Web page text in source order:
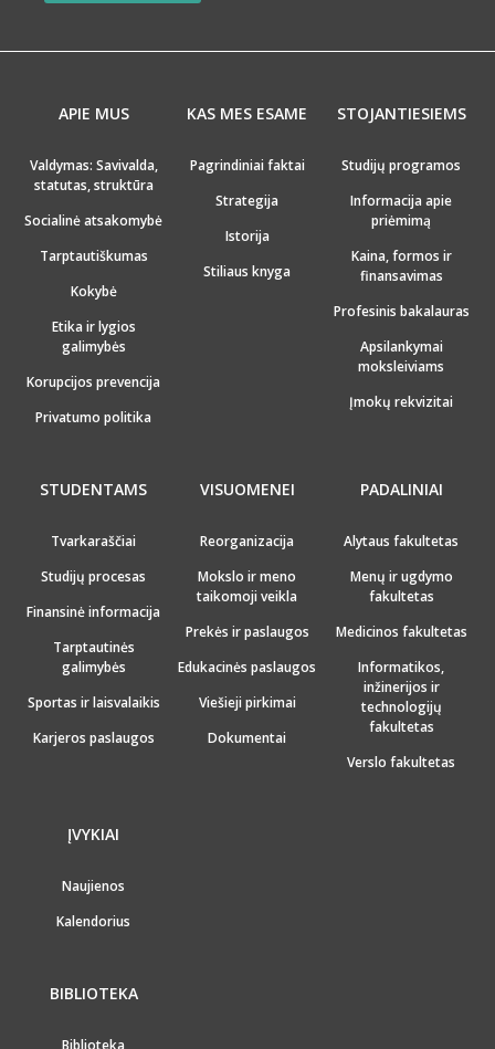
APIE MUS
Valdymas: Savivalda,
statutas, struktūra
Socialinė atsakomybė
Tarptautiškumas
Kokybė
Etika ir lygios
galimybės
Korupcijos prevencija
Privatumo politika
KAS MES ESAME
Pagrindiniai faktai
Strategija
Istorija
Stiliaus knyga
STOJANTIESIEMS
Studijų programos
Informacija apie
priėmimą
Kaina, formos ir
finansavimas
Profesinis bakalauras
Apsilankymai
moksleiviams
Įmokų rekvizitai
STUDENTAMS
Tvarkaraščiai
Studijų procesas
Finansinė informacija
Tarptautinės
galimybės
Sportas ir laisvalaikis
Karjeros paslaugos
VISUOMENEI
Reorganizacija
Mokslo ir meno
taikomoji veikla
Prekės ir paslaugos
Edukacinės paslaugos
Viešieji pirkimai
Dokumentai
PADALINIAI
Alytaus fakultetas
Menų ir ugdymo
fakultetas
Medicinos fakultetas
Informatikos,
inžinerijos ir
technologijų
fakultetas
Verslo fakultetas
ĮVYKIAI
Naujienos
Kalendorius
BIBLIOTEKA
Biblioteka